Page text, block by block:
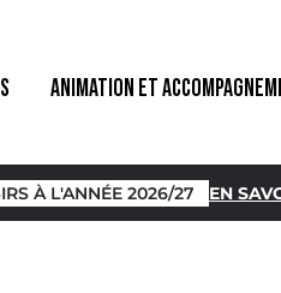
ANIMATION ET
À L'ANNÉE 2026/27 EN